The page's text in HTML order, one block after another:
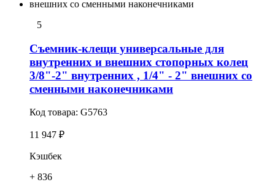
5
Съемник-клещи универсальные для
внутренних и внешних стопорных колец
3/8"-2" внутренних , 1/4" - 2" внешних со
сменными наконечниками
Код товара: G5763
11 947 ₽
Кэшбек
+ 836